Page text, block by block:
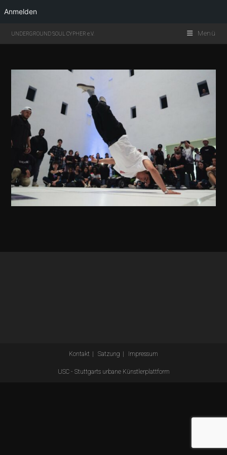
Anmelden
UNDERGROUND SOUL CYPHER e.V. Menü
Kontakt Satzung Impressum
USC - Stuttgarts urbane Künstlerplattform